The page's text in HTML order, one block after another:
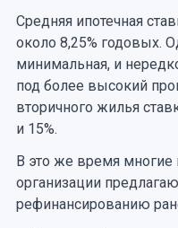
Средняя ипотечная
около 8,25% годовых.
минимальная, и
под более высокий
вторичного жилья
и 15%.
В это же время
организации
рефинансированию